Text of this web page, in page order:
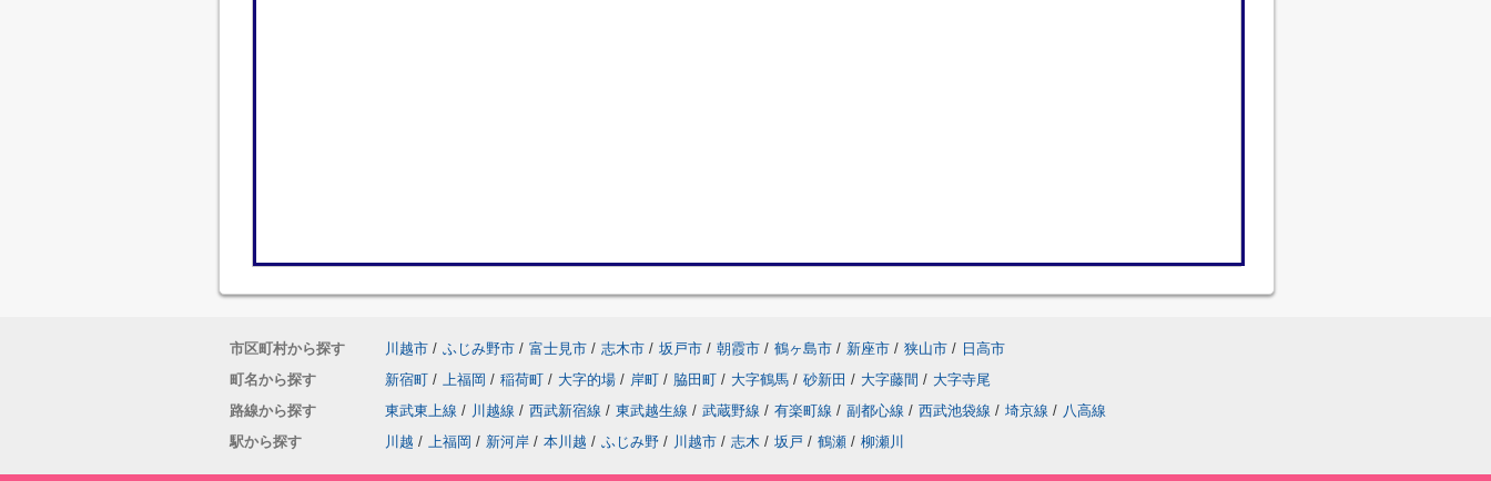
市区町村から探す 川越市 / ふじみ野市 / 富士見市 / 志木市 / 坂戸市 / 朝霞市 / 鶴ヶ島市 / 新座市 / 狭山市 / 日高市
町名から探す
新宿町 / 上福岡 / 稲荷町 / 大字的場 / 岸町 / 脇田町 / 大字鶴馬 / 砂新田 / 大字藤間 / 大字寺尾
路線から探す
東武東上線 / 川越線 / 西武新宿線 / 東武越生線 / 武蔵野線 / 有楽町線 / 副都心線 / 西武池袋線 / 埼京線 / 八高線
駅から探す
川越 / 上福岡 / 新河岸 / 本川越 / ふじみ野 / 川越市 / 志木 / 坂戸 / 鶴瀬 / 柳瀬川